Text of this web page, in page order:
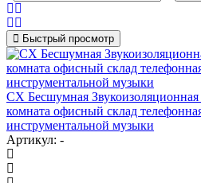
Быстрый просмотр
CX Бесшумная Звукоизоляционная
комната офисный склад
инструментальной музыки
Артикул: -